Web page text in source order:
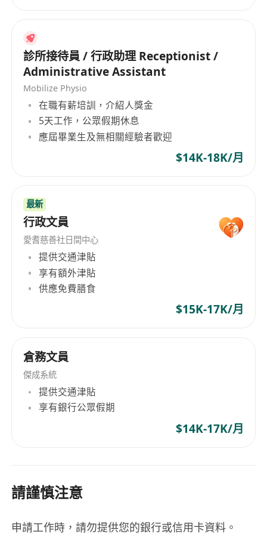
診所接待員 / 行政助理 Receptionist /
Administrative Assistant
Mobilize Physio
在職有薪培訓，介紹人獎金
5天工作，公眾假期休息
應屆畢業生及無相關經驗者歡迎
$14K-18K/月
最新
行政文員
愛耆慈善社日間中心
提供交通津貼
享有額外津貼
供應免費膳食
$15K-17K/月
倉務文員
傑成系統
提供交通津貼
享有銀行公眾假期
$14K-17K/月
請謹慎注意
申請工作時，請勿提供您的銀行或信用卡資料。